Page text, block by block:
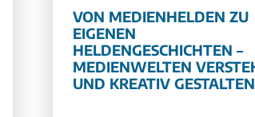
VON MEDIENHELDEN ZU
EIGENEN
HELDENGESCHICHTEN –
MEDIENWELTEN
UND KREATIV GESTALTEN